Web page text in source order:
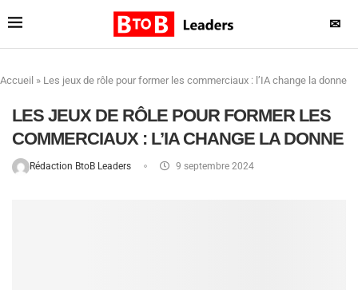
✉
Accueil » Les jeux de rôle pour former les commerciaux : l’IA change la donne
LES JEUX DE RÔLE POUR FORMER LES
COMMERCIAUX : L’IA CHANGE LA DONNE
Rédaction BtoB Leaders 9 septembre 2024